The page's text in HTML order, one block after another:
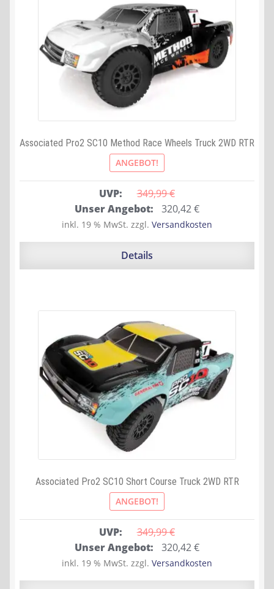
Associated Pro2 SC10 Method Race Wheels Truck 2WD RTR
ANGEBOT!
UVP: 349,99 €
Ursprünglicher
Preis
war:
Unser Angebot: 320,42€Aktueller
Preis
ist:
inkl. 19 % MwSt. zzgl. Versandkosten
Details
Associated Pro2 SC10 Short Course Truck 2WD RTR
ANGEBOT!
UVP: 349,99 €
Ursprünglicher
Preis
war:
Unser Angebot: 320,42€Aktueller
Preis
ist:
inkl. 19 % MwSt. zzgl. Versandkosten